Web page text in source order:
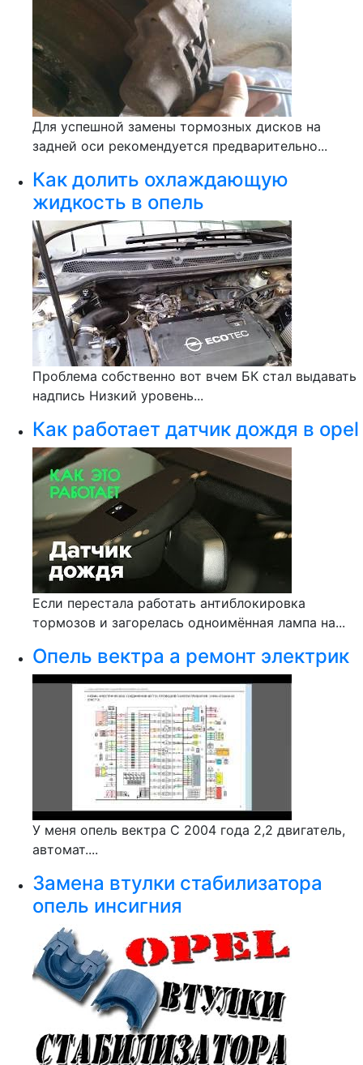
Для успешной замены тормозных дисков на
задней оси рекомендуется предварительно...
Как долить охлаждающую
жидкость в опель
Проблема собственно вот вчем БК стал выдавать
надпись Низкий уровень...
Как работает датчик дождя в opel
Если перестала работать антиблокировка
тормозов и загорелась одноимённая лампа на...
Опель вектра а ремонт электрик
У меня опель вектра С 2004 года 2,2 двигатель,
автомат....
Замена втулки стабилизатора
опель инсигния